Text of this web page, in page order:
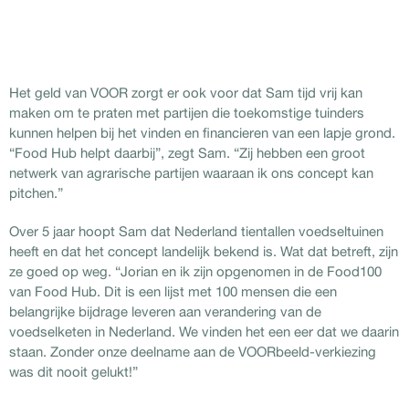
Het geld van VOOR zorgt er ook voor dat Sam tijd vrij kan
maken om te praten met partijen die toekomstige tuinders
kunnen helpen bij het vinden en financieren van een lapje grond.
“Food Hub helpt daarbij”, zegt Sam. “Zij hebben een groot
netwerk van agrarische partijen waaraan ik ons concept kan
pitchen.”
Over 5 jaar hoopt Sam dat Nederland tientallen voedseltuinen
heeft en dat het concept landelijk bekend is. Wat dat betreft, zijn
ze goed op weg. “Jorian en ik zijn opgenomen in de Food100
van Food Hub. Dit is een lijst met 100 mensen die een
belangrijke bijdrage leveren aan verandering van de
voedselketen in Nederland. We vinden het een eer dat we daarin
staan. Zonder onze deelname aan de VOORbeeld-verkiezing
was dit nooit gelukt!”